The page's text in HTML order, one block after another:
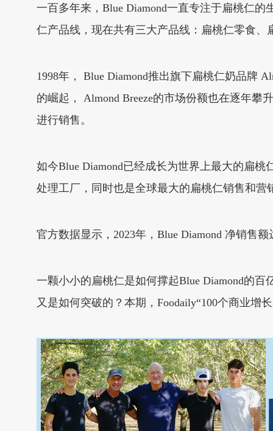
一百多年来，Blue Diamond一直专注于扁桃仁
仁产品线，现在共有三大产品线：扁桃仁零食、
1998年， Blue Diamond推出旗下扁桃仁奶品牌
的崛起， Almond Breeze的市场份额也在逐年攀
进行销售。
如今Blue Diamond已经成长为世界上最大的扁
处理工厂，同时也是全球最大的扁桃仁销售和营
官方数据显示，2023年，Blue Diamond 净销售
一颗小小的扁桃仁是如何撑起Blue Diamond的
又是如何突破的？本期，Foodaily“100个商业增